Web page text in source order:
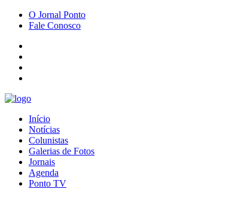
O Jornal Ponto
Fale Conosco
Início
Notícias
Colunistas
Galerias de Fotos
Jornais
Agenda
Ponto TV